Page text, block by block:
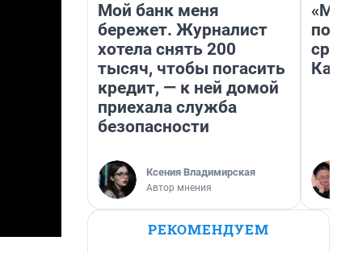
Мой банк меня
бережет. Журналист
хотела снять 200
тысяч, чтобы погасить
кредит, — к ней домой
приехала служба
безопасности
Ксения Владимирская
Автор мнения
РЕКОМЕНДУЕМ